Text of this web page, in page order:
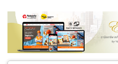
ขายส่ง ขายปลีก ผู้
ผู้ส่งออก/นำเข้า
ธุรกิจบ